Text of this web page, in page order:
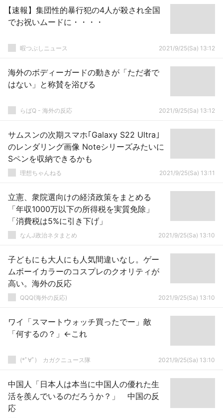
【速報】集団性的暴行犯の4人が殺され全国
でお祝いムードに・・・・
暇つぶしニュース 2021/9/25(Sa) 13:12
海外のボディーガードの動きが「ただ者で
はない」と称賛を浴びる
らばQ - 海外の反応 2021/9/25(Sa) 13:12
サムスンの次期スマホ｢Galaxy S22 Ultra｣
のレンダリング画像 Noteシリーズみたいに
Sペンを収納できるかも
理想ちゃんねる 2021/9/25(Sa) 13:11
立憲、衆院選向けの経済政策をまとめる
「年収1000万以下の所得税を実質免除」
「消費税は5%に引き下げ」
なんJ政治ネタまとめ 2021/9/25(Sa) 13:10
子どもにも大人にも人気間違いなし。ゲー
ムボーイカラーのコスプレのクオリティが
高い。海外の反応
QQQ(海外の反応) 2021/9/25(Sa) 13:10
ワイ「スマートウォッチ買ったでー」敵
「何するの？」←これ
(*ﾟ∀ﾟ)ゞカガクニュース隊 2021/9/25(Sa) 13:10
中国人「日本人は本当に中国人の優れた生
活を羨んでいるのだろうか？」 中国の反
応